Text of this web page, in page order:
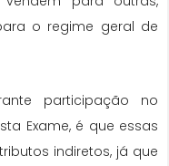
o regime geral de
participação no
Exame, é que essas
indiretos, já que